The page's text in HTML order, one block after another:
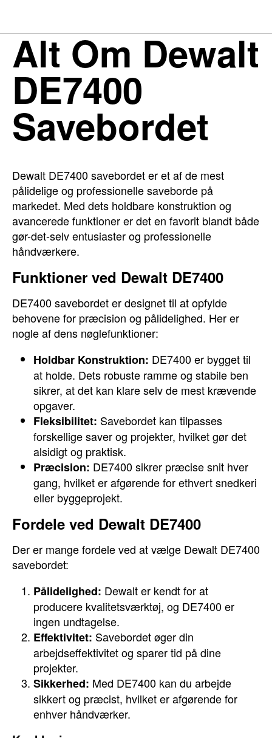
Alt Om Dewalt
DE7400
Savebordet
Dewalt DE7400 savebordet er et af de mest
pålidelige og professionelle saveborde på
markedet. Med dets holdbare konstruktion og
avancerede funktioner er det en favorit blandt både
gør-det-selv entusiaster og professionelle
håndværkere.
Funktioner ved Dewalt DE7400
DE7400 savebordet er designet til at opfylde
behovene for præcision og pålidelighed. Her er
nogle af dens nøglefunktioner:
Holdbar Konstruktion: DE7400 er bygget til
at holde. Dets robuste ramme og stabile ben
sikrer, at det kan klare selv de mest krævende
opgaver.
Fleksibilitet: Savebordet kan tilpasses
forskellige saver og projekter, hvilket gør det
alsidigt og praktisk.
Præcision: DE7400 sikrer præcise snit hver
gang, hvilket er afgørende for ethvert snedkeri
eller byggeprojekt.
Fordele ved Dewalt DE7400
Der er mange fordele ved at vælge Dewalt DE7400
savebordet:
Pålidelighed: Dewalt er kendt for at
producere kvalitetsværktøj, og DE7400 er
ingen undtagelse.
Effektivitet: Savebordet øger din
arbejdseffektivitet og sparer tid på dine
projekter.
Sikkerhed: Med DE7400 kan du arbejde
sikkert og præcist, hvilket er afgørende for
enhver håndværker.